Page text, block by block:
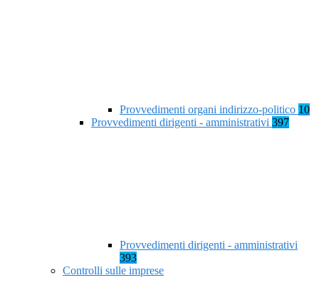
Provvedimenti organi indirizzo-politico 10
Provvedimenti dirigenti - amministrativi 397
Provvedimenti dirigenti - amministrativi
393
Controlli sulle imprese